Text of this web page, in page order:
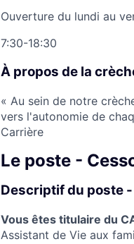
Ouverture du lundi au
7:30-18:30
À propos de la
« Au sein de notre
vers l'autonomie de
Carrière
Le poste -
Descriptif du poste -
Vous êtes titulaire du
Assistant de Vie aux